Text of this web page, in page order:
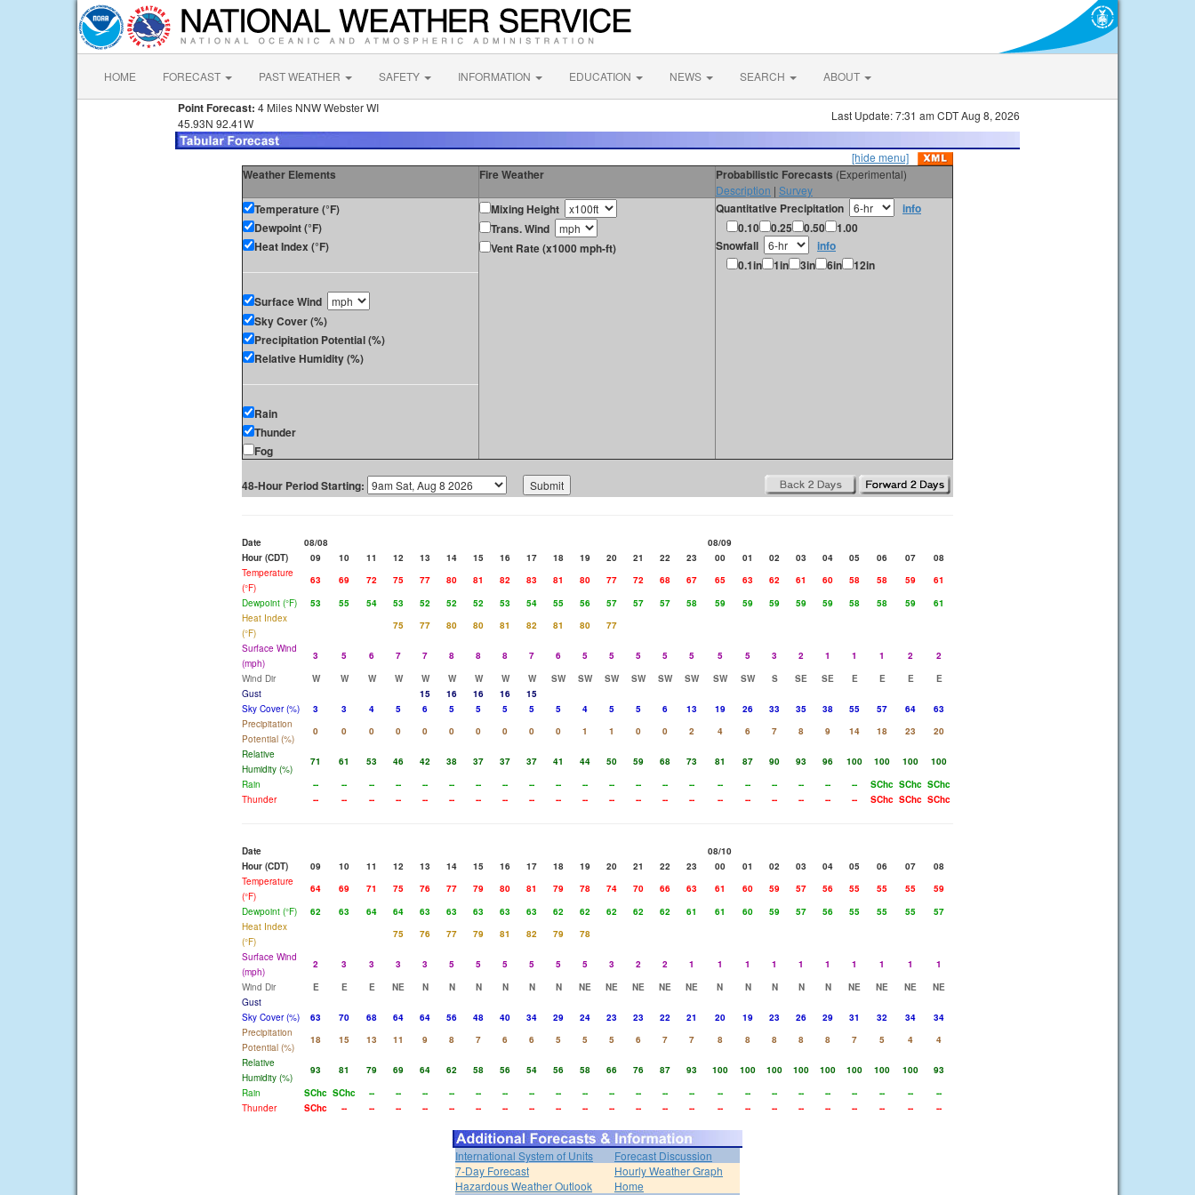
HOME FORECAST PAST WEATHER SAFETY INFORMATION EDUCATION NEWS SEARCH ABOUT
Point Forecast: 4 Miles NNW Webster WI
45.93N 92.41W
Last Update: 7:31 am CDT Aug 8, 2026
[hide menu]
Weather Elements Fire Weather Probabilistic Forecasts (Experimental)
Description | Survey
Temperature (°F)
Dewpoint (°F)
Heat Index (°F)
Surface Wind
Sky Cover (%)
Precipitation Potential (%)
Relative Humidity (%)
Rain
Thunder
Fog
Mixing Height
Trans. Wind
Vent Rate (x1000 mph-ft)
Quantitative Precipitation
info
0.10
0.25 0.50
1.00
Snowfall
info
0.1in
1in 3in 6in 12in
48-Hour Period Starting:
Date 08/08
08/09
Hour (CDT)
09 10 11 12 13 14 15 16 17 18 19 20 21 22 23 00 01 02 03 04 05 06 07
08
Temperature
(°F)
63 69 72 75 77 80 81 82 83 81 80 77 72 68 67 65 63 62 61 60 58 58 59
61
Dewpoint (°F)
53 55 54 53 52 52 52 53 54 55 56 57 57 57 58 59 59 59 59 59 58 58 59
61
Heat Index
(°F)
75 77 80 80 81 82 81 80
77
Surface Wind
(mph)
3 5 6 7 7 8 8 8 7 6 5 5 5 5 5 5 5 3 2 1 1 1 2
2
Wind Dir
W W W W W W W W W SW SW SW SW SW SW SW SW S SE SE E E E
E
Gust
15 16 16 16
15
Sky Cover (%)
3 3 4 5 6 5 5 5 5 5 4 5 5 6 13 19 26 33 35 38 55 57 64
63
Precipitation
Potential (%)
0 0 0 0 0 0 0 0 0 0 1 1 0 0 2 4 6 7 8 9 14 18 23
20
Relative
Humidity (%)
71 61 53 46 42 38 37 37 37 41 44 50 59 68 73 81 87 90 93 96 100 100 100
100
Rain
-- -- -- -- -- -- -- -- -- -- -- -- -- -- -- -- -- -- -- -- -- SChc SChc SChc
Thunder
-- -- -- -- -- -- -- -- -- -- -- -- -- -- -- -- -- -- -- -- -- SChc SChc SChc
Date
08/10
Hour (CDT)
09 10 11 12 13 14 15 16 17 18 19 20 21 22 23 00 01 02 03 04 05 06 07
08
Temperature
(°F)
64 69 71 75 76 77 79 80 81 79 78 74 70 66 63 61 60 59 57 56 55 55 55
59
Dewpoint (°F)
62 63 64 64 63 63 63 63 63 62 62 62 62 62 61 61 60 59 57 56 55 55 55
57
Heat Index
(°F)
75 76 77 79 81 82 79
78
Surface Wind
(mph)
2 3 3 3 3 5 5 5 5 5 5 3 2 2 1 1 1 1 1 1 1 1 1
1
Wind Dir
E E E NE N N N N N N NE NE NE NE NE N N N N N NE NE NE
NE
Gust
Sky Cover (%)
63 70 68 64 64 56 48 40 34 29 24 23 23 22 21 20 19 23 26 29 31 32 34
34
Precipitation
Potential (%)
18 15 13 11 9 8 7 6 6 5 5 5 6 7 7 8 8 8 8 8 7 5 4
4
Relative
Humidity (%)
93 81 79 69 64 62 58 56 54 56 58 66 76 87 93 100 100 100 100 100 100 100 100
93
Rain
SChc SChc -- -- -- -- -- -- -- -- -- -- -- -- -- -- -- -- -- -- -- -- --
--
Thunder
SChc -- -- -- -- -- -- -- -- -- -- -- -- -- -- -- -- -- -- -- -- -- -- --
International System of Units
Forecast Discussion
7-Day Forecast
Hourly Weather Graph
Hazardous Weather Outlook
Home